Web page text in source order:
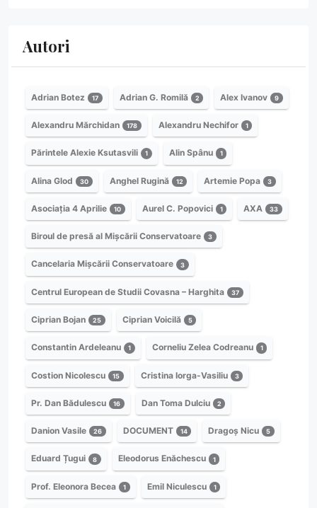
Autori
Adrian Botez 17 Adrian G. Romilă 2 Alex Ivanov 9
Alexandru Mărchidan 178 Alexandru Nechifor 1
Părintele Alexie Ksutasvili 1 Alin Spânu 1
Alina Glod 30 Anghel Rugină 12 Artemie Popa 3
Asociația 4 Aprilie 10 Aurel C. Popovici 1 AXA 33
Biroul de presă al Mișcării Conservatoare 3
Cancelaria Mișcării Conservatoare 3
Centrul European de Studii Covasna – Harghita 37
Ciprian Bojan 25 Ciprian Voicilă 5
Constantin Ardeleanu 1 Corneliu Zelea Codreanu 1
Costion Nicolescu 15 Cristina Iorga-Vasiliu 3
Pr. Dan Bădulescu 16 Dan Toma Dulciu 2
Danion Vasile 26 DOCUMENT 14 Dragoș Nicu 5
Eduard Țugui 8 Eleodorus Enăchescu 1
Prof. Eleonora Becea 1 Emil Niculescu 1